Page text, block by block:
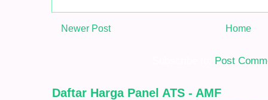
Newer Post Home
Post
Daftar Harga Panel ATS - AMF